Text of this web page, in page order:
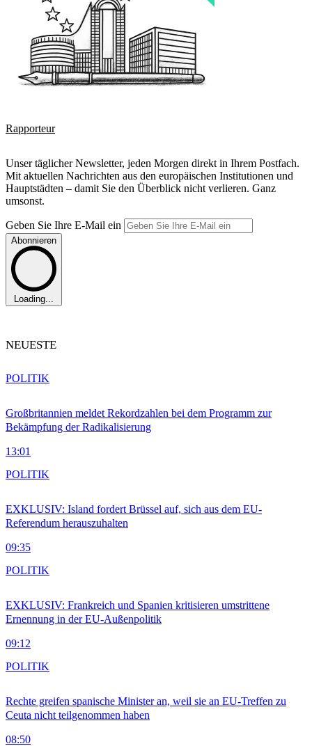
Rapporteur
Unser täglicher Newsletter, jeden Morgen direkt in Ihrem Postfach.
Mit aktuellen Nachrichten aus den europäischen Institutionen und
Hauptstädten – damit Sie den Überblick nicht verlieren. Ganz
umsonst.
Geben Sie Ihre E-Mail ein
Abonnieren
Loading...
NEUESTE
Großbritannien meldet Rekordzahlen bei dem Programm zur
Bekämpfung der Radikalisierung
13:01
POLITIK
EXKLUSIV: Island fordert Brüssel auf, sich aus dem EU-
Referendum herauszuhalten
09:35
POLITIK
EXKLUSIV: Frankreich und Spanien kritisieren umstrittene
Ernennung in der EU-Außenpolitik
09:12
POLITIK
Rechte greifen spanische Minister an, weil sie an EU-Treffen zu
Ceuta nicht teilgenommen haben
08:50
POLITIK